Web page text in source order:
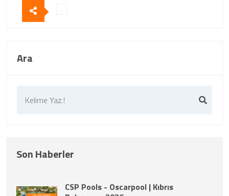
Ara
Son Haberler
CSP Pools - Oscarpool | Kıbrıs